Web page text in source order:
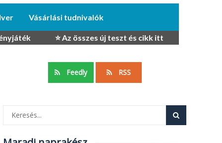
Vásárlási tudnivalók
⭐ Az összes új teszt és cikk itt
Feedly RSS